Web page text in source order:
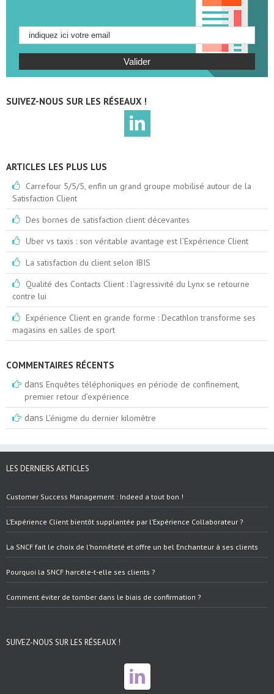
SUIVEZ-NOUS SUR LES RÉSEAUX !
ARTICLES LES PLUS LUS
Carrefour 5/5/5, enfin un grand groupe mobilisé autour de la
Satisfaction Client
Des bornes de satisfaction client décevantes
Uber vs taxis : son véritable avantage est l’Expérience Client
La satisfaction du client selon IBIS
Qualité des Contacts Client : l’agressivité du Lynx se retourne
contre lui
Expérience Client en grande forme : Decathlon transforme ses
magasins en salles de sport
COMMENTAIRES RÉCENTS
dans Enquêtes téléphoniques en période de confinement,
premier retour d’expérience
dans L’énigme du dernier kilomètre
LES DERNIERS ARTICLES
Customer Success Management : Indeed a tout bon !
L’Expérience Client bientôt supplantée par l’Expérience Collaborateur ?
La SNCF fait le choix de l’honnêteté et offre un bel Enchanteur à ses clients
Pourquoi la SNCF harcèle-t-elle ses clients ?
Comment éviter de tomber dans le biais de confirmation ?
SUIVEZ-NOUS SUR LES RÉSEAUX !